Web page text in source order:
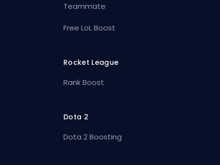
Teammate
Free LoL Boost
Rocket League
Rank Boost
Dota 2
Dota 2 Boosting